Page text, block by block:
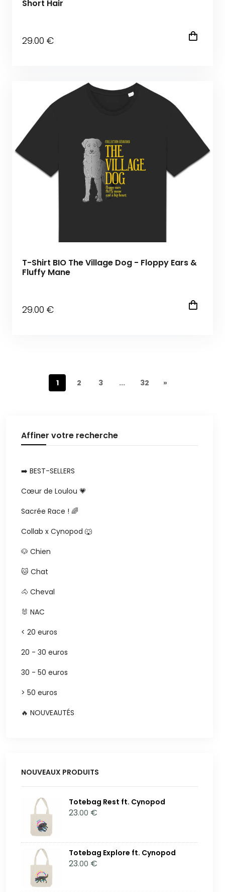
Short Hair
29.00 €
T-Shirt BIO The Village Dog - Floppy Ears &
Fluffy Mane
29.00 €
1 2 3 ... 32 »
Affiner votre recherche
➡️ BEST-SELLERS
Cœur de Loulou 💗
Sacrée Race ! 🌈
Collab x Cynopod 🐺
🐶 Chien
🐱 Chat
🐴 Cheval
🐰 NAC
< 20 euros
20 - 30 euros
30 - 50 euros
> 50 euros
🔥 NOUVEAUTÉS
NOUVEAUX PRODUITS
Totebag Rest ft. Cynopod
23.00 €
Totebag Explore ft. Cynopod
23.00 €